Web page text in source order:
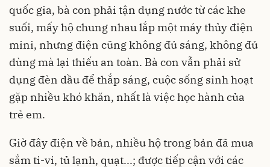
quốc gia, bà con phải tận dụng nước từ các khe
suối, mấy hộ chung nhau lắp một máy thủy điện
mini, nhưng điện cũng không đủ sáng, không đủ
dùng mà lại thiếu an toàn. Bà con vẫn phải sử
dụng đèn dầu để thắp sáng, cuộc sống sinh hoạt
gặp nhiều khó khăn, nhất là việc học hành của
trẻ em.
Giờ đây điện về bản, nhiều hộ trong bản đã mua
sắm ti-vi, tủ lạnh, quạt...; được tiếp cận với các